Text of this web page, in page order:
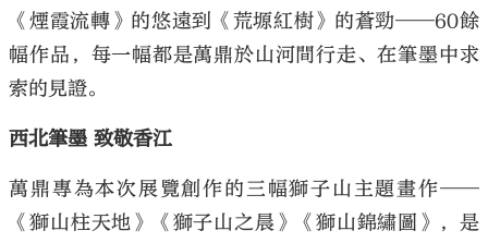
《煙霞流轉》的悠遠到《荒塬紅樹》的蒼勁——60餘
幅作品，每一幅都是萬鼎於山河間行走、在筆墨中求
索的見證。
西北筆墨 致敬香江
萬鼎專為本次展覽創作的三幅獅子山主題畫作——
《獅山柱天地》《獅子山之晨》《獅山錦繡圖》，是